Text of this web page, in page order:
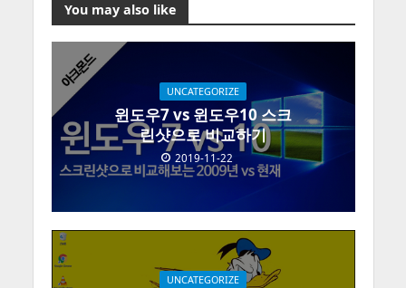
You may also like
UNCATEGORIZE
윈도우7 vs 윈도우10 스크
린샷으로 비교하기
2019-11-22
UNCATEGORIZE